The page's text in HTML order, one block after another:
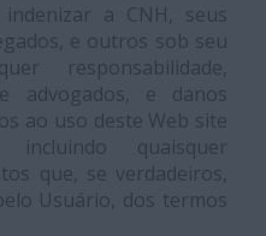
a CNH, seus
e outros sob seu
responsabilidade,
advogados, e danos
ao uso deste Web site
quaisquer
que, se verdadeiros,
Usuário, dos termos